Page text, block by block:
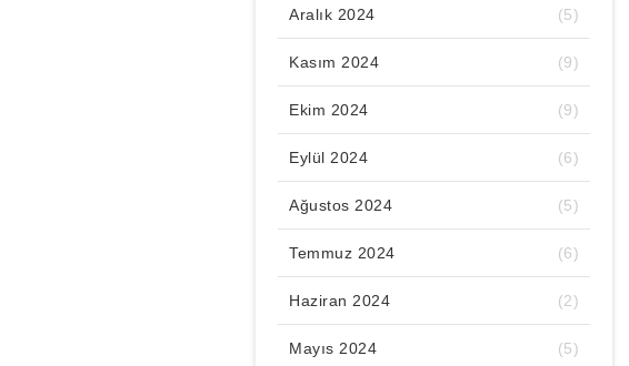
Aralık 2024 (5)
Kasım 2024 (9)
Ekim 2024 (9)
Eylül 2024 (6)
Ağustos 2024 (5)
Temmuz 2024 (6)
Haziran 2024 (2)
Mayıs 2024 (5)